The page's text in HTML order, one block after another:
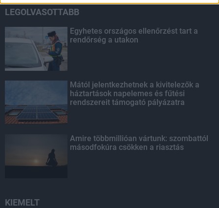
LEGOLVASOTTABB
Egyhetes országos ellenőrzést tart a
rendőrség a utakon
Mától jelentkezhetnek a kivitelezők a
háztartások napelemes és fűtési
rendszereit támogató pályázatra
Amire többmillióan vártunk: szombattól
másodfokúra csökken a riasztás
KIEMELT